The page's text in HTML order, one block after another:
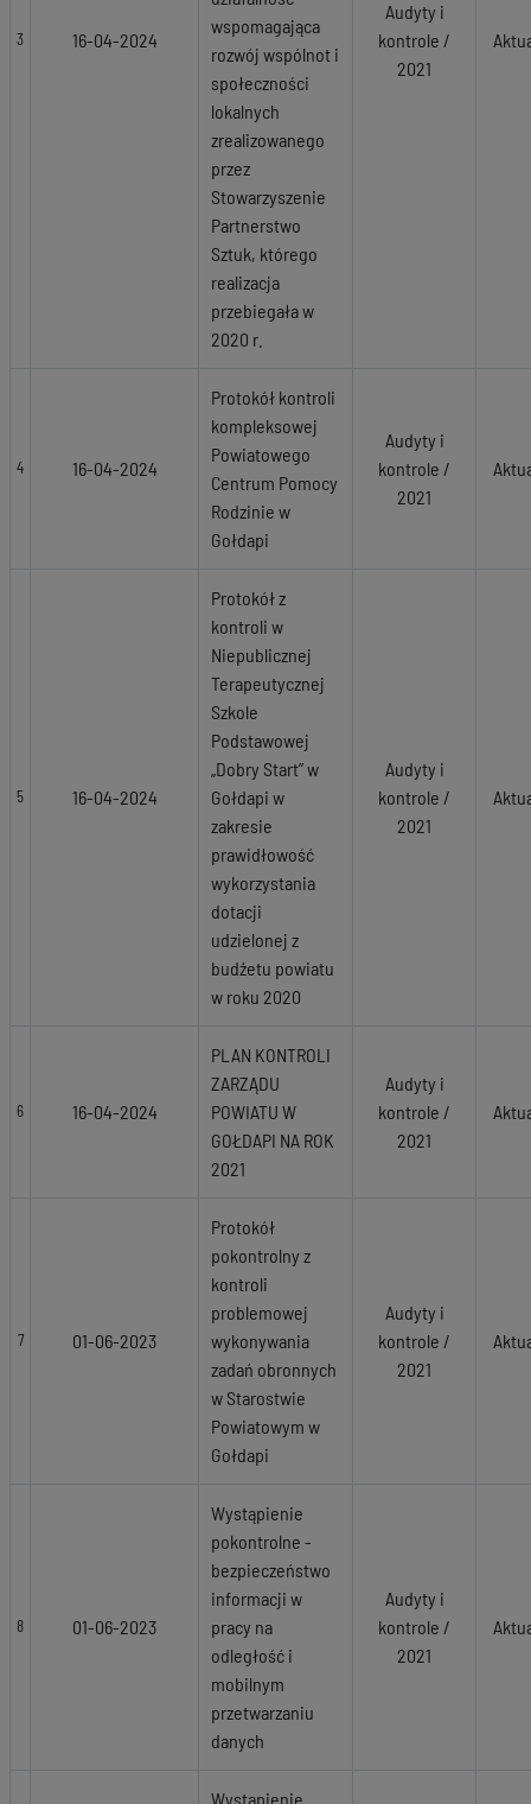
3 16-04-2024
wspomagająca
rozwój wspólnot i
społeczności
lokalnych
zrealizowanego
przez
Stowarzyszenie
Partnerstwo
Sztuk, którego
realizacja
przebiegała w
2020 r.
Audyty i
kontrole /
2021
4 16-04-2024
Protokół kontroli
kompleksowej
Powiatowego
Centrum Pomocy
Rodzinie w
Gołdapi
Audyty i
kontrole /
2021
5 16-04-2024
Protokół z
kontroli w
Niepublicznej
Terapeutycznej
Szkole
Podstawowej
„Dobry Start” w
Gołdapi w
zakresie
prawidłowość
wykorzystania
dotacji
udzielonej z
budżetu powiatu
w roku 2020
Audyty i
kontrole /
2021
6 16-04-2024
PLAN KONTROLI
ZARZĄDU
POWIATU W
GOŁDAPI NA ROK
2021
Audyty i
kontrole /
2021
7 01-06-2023
Protokół
pokontrolny z
kontroli
problemowej
wykonywania
zadań obronnych
w Starostwie
Powiatowym w
Gołdapi
Audyty i
kontrole /
2021
8 01-06-2023
Wystąpienie
pokontrolne -
bezpieczeństwo
informacji w
pracy na
odległość i
mobilnym
przetwarzaniu
danych
Audyty i
kontrole /
2021
Wystąpienie